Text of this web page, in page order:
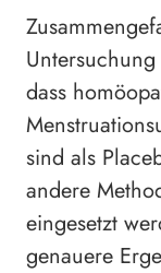
dass
sind als
andere
eingesetzt
genauere